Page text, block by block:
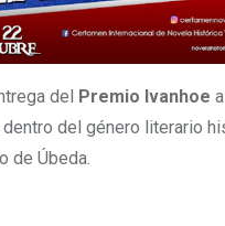
del Premio Ivanhoe
del género literario
de Úbeda.